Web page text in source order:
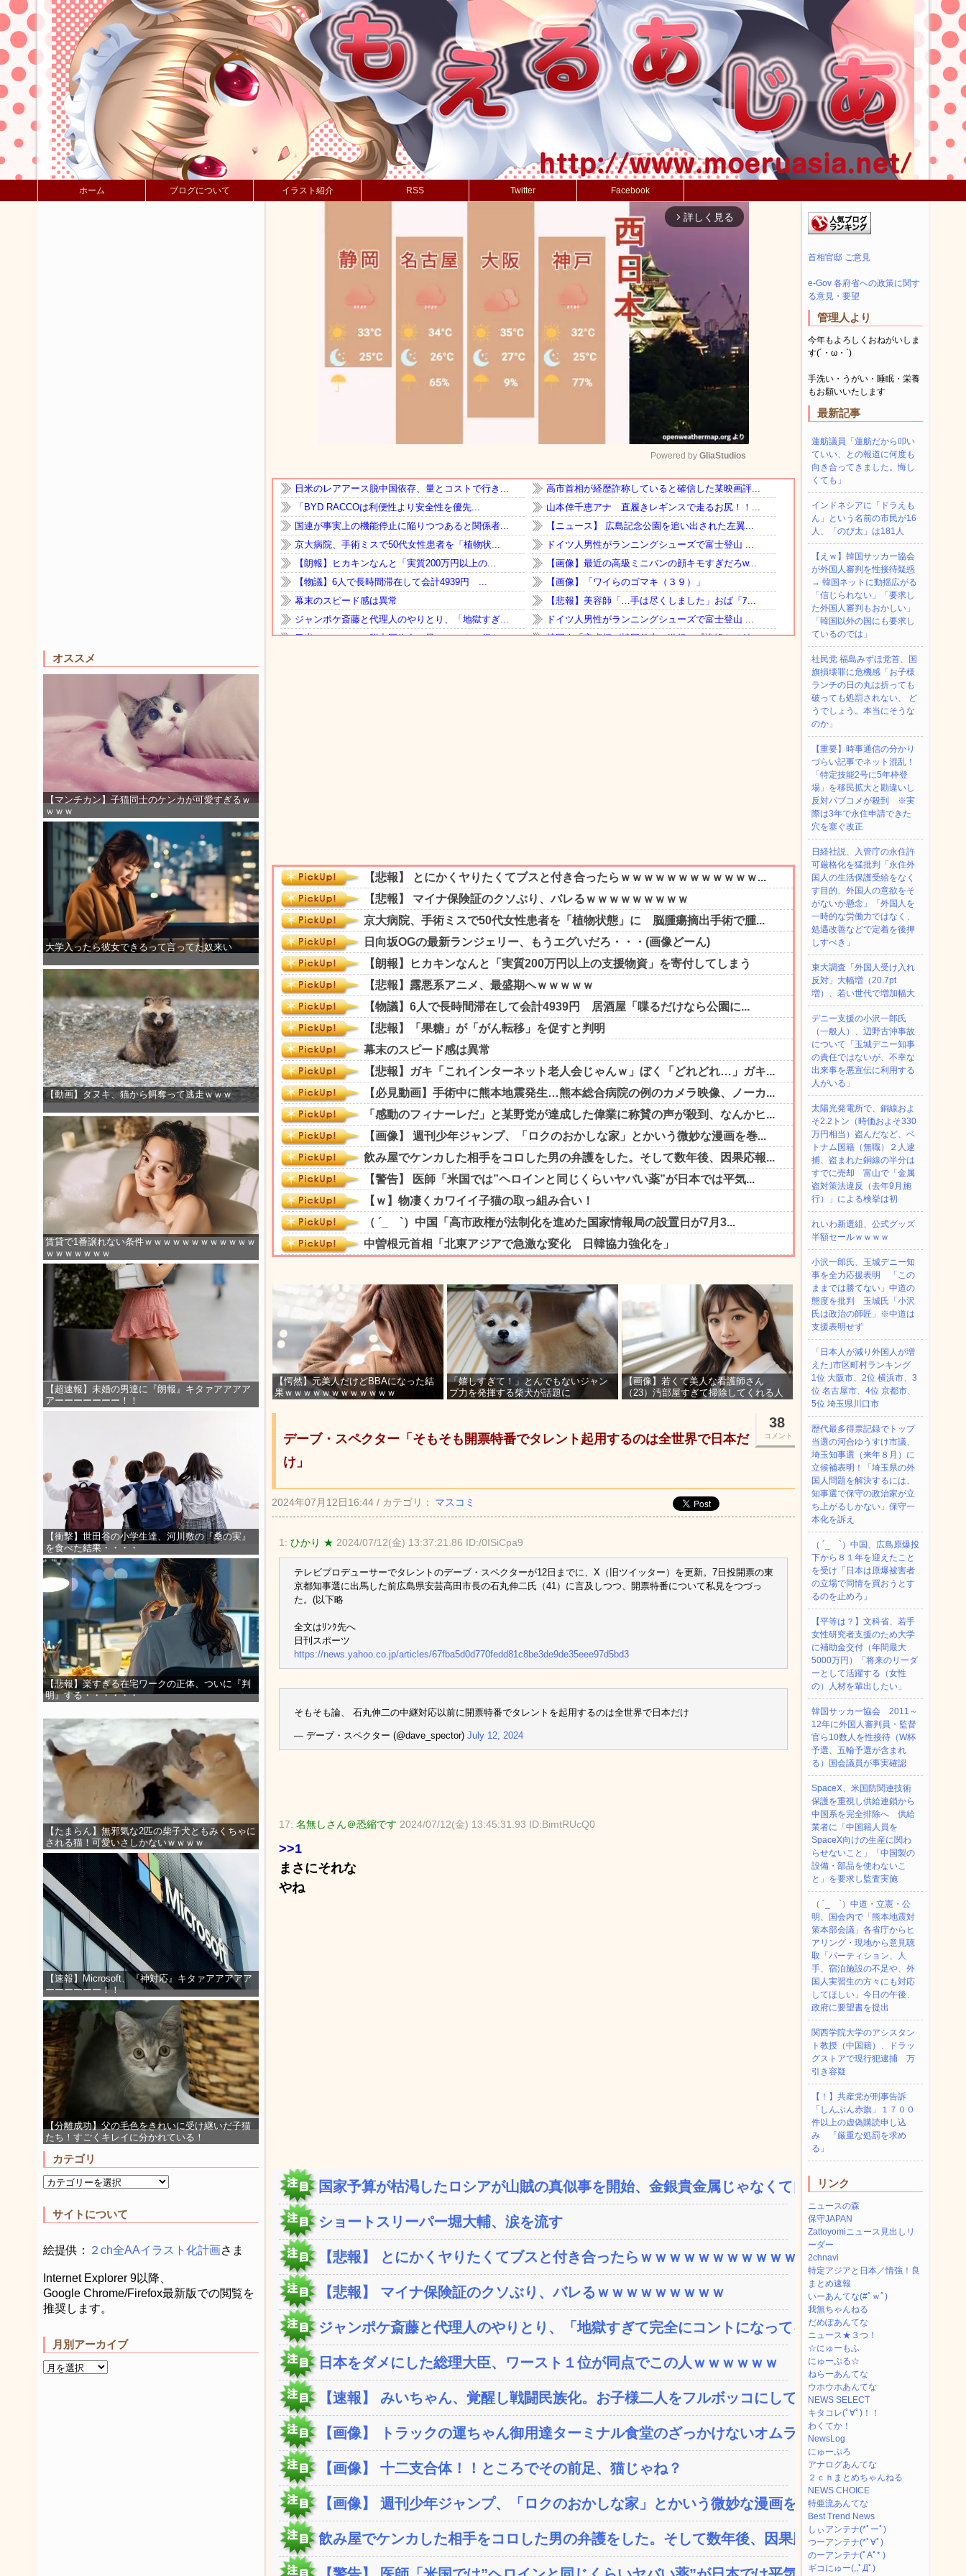
ホーム ブログについて イラスト紹介 RSS Twitter Facebook
オススメ
【マンチカン】子猫同士のケンカが可愛すぎるｗ
ｗｗｗ
大学入ったら彼女できるって言ってた奴来い
【動画】タヌキ、猫から餌奪って逃走ｗｗｗ
賃貸で1番譲れない条件ｗｗｗｗｗｗｗｗｗｗｗｗ
ｗｗｗｗｗｗｗ
【超速報】未婚の男達に『朗報』キタァアアアア
アーーーーーーー！！
【衝撃】世田谷の小学生達、河川敷の『桑の実』
を食べた結果・・・・
【悲報】楽すぎる在宅ワークの正体、ついに『判
明』する・・・・・・
【たまらん】無邪気な2匹の柴子犬ともみくちゃに
される猫！可愛いさしかないｗｗｗｗ
【速報】Microsoft、『神対応』キタァアアアアア
ーーーーーー！！
【分離成功】父の毛色をきれいに受け継いだ子猫
たち！すごくキレイに分かれている！
カテゴリ
サイトについて
絵提供： ２ch全AAイラスト化計画さま
Internet Explorer 9以降、
Google Chrome/Firefox最新版での閲覧を
推奨します。
月別アーカイブ
arrow_forward_ios 詳しく見る
Mute
Powered by GliaStudios
【愕然】元美人だけどBBAになった結
果ｗｗｗｗｗｗｗｗｗｗｗｗ
「嬉しすぎて！」とんでもないジャン
プ力を発揮する柴犬が話題に
【画像】若くて美人な看護師さん
（23）汚部屋すぎて掃除してくれる人
38
コメント
デーブ・スペクター「そもそも開票特番でタレント起用するのは全世界で日本だ
け」
2024年07月12日16:44 / カテゴリ： マスコミ
1: ひかり ★ 2024/07/12(金) 13:37:21.86 ID:/0ISiCpa9
テレビプロデューサーでタレントのデーブ・スペクターが12日までに、X（旧ツイッター）を更新。7日投開票の東
京都知事選に出馬した前広島県安芸高田市長の石丸伸二氏（41）に言及しつつ、開票特番について私見をつづっ
た。(以下略
全文はﾘﾝｸ先へ
日刊スポーツ
https://news.yahoo.co.jp/articles/67fba5d0d770fedd81c8be3de9de35eee97d5bd3
そもそも論、 石丸伸二の中継対応以前に開票特番でタレントを起用するのは全世界で日本だけ
— デーブ・スペクター (@dave_spector) July 12, 2024
17: 名無しさん＠恐縮です 2024/07/12(金) 13:45:31.93 ID:BimtRUcQ0
>>1
まさにそれな
やね
国家予算が枯渇したロシアが山賊の真似事を開始、金銀貴金属じゃなくて自動...
ショートスリーパー堀大輔、涙を流す
【悲報】 とにかくヤりたくてブスと付き合ったらｗｗｗｗｗｗｗｗｗｗｗｗ...
【悲報】 マイナ保険証のクソぶり、バレるｗｗｗｗｗｗｗｗｗ
ジャンポケ斎藤と代理人のやりとり、「地獄すぎて完全にコントになってる…...
日本をダメにした総理大臣、ワースト１位が同点でこの人ｗｗｗｗｗｗ
【速報】 みいちゃん、覚醒し戦闘民族化。お子様二人をフルボッコにしてし...
【画像】 トラックの運ちゃん御用達ターミナル食堂のざっかけないオムライ...
【画像】 十二支合体！！ところでその前足、猫じゃね？
【画像】 週刊少年ジャンプ、「ロクのおかしな家」とかいう微妙な漫画を巻...
飲み屋でケンカした相手をコロした男の弁護をした。そして数年後、因果応報...
首相官邸 ご意見
e-Gov 各府省への政策に関す
る意見・要望
管理人より
今年もよろしくおねがいしま
す(´・ω・`)
手洗い・うがい・睡眠・栄養
もお願いいたします
最新記事
蓮舫議員「蓮舫だから叩い
ていい、との報道に何度も
向き合ってきました。悔し
くても」
インドネシアに「ドラえも
ん」という名前の市民が16
人、「のび太」は181人
【えｗ】韓国サッカー協会
が外国人審判を性接待疑惑
→ 韓国ネットに動揺広がる
「信じられない」「要求し
た外国人審判もおかしい」
「韓国以外の国にも要求し
ているのでは」
社民党 福島みずほ党首、国
旗損壊罪に危機感「お子様
ランチの日の丸は折っても
破っても処罰されない、 ど
うでしょう。本当にそうな
のか」
【重要】時事通信の分かり
づらい記事でネット混乱！
「特定技能2号に5年枠登
場」を移民拡大と勘違いし
反対パブコメが殺到 ※実
際は3年で永住申請できた
穴を塞ぐ改正
日経社説、入管庁の永住許
可厳格化を猛批判「永住外
国人の生活保護受給をなく
す目的、外国人の意欲をそ
がないか懸念」「外国人を
一時的な労働力ではなく、
処遇改善などで定着を後押
しすべき」
東大調査「外国人受け入れ
反対」大幅増（20.7pt
増）、若い世代で増加幅大
デニー支援の小沢一郎氏
（一般人）、辺野古沖事故
について「玉城デニー知事
の責任ではないが、不幸な
出来事を悪宣伝に利用する
人がいる」
太陽光発電所で、銅線およ
そ2.2トン（時価およそ330
万円相当）盗んだなど、ベ
トナム国籍（無職）２人逮
捕、盗まれた銅線の半分は
すでに売却 富山で「金属
盗対策法違反（去年9月施
行）」による検挙は初
れいわ新選組、公式グッズ
半額セールｗｗｗｗ
小沢一郎氏、玉城デニー知
事を全力応援表明 「この
ままでは勝てない」中道の
態度を批判 玉城氏「小沢
氏は政治の師匠」※中道は
支援表明せず
「日本人が減り外国人が増
えた｣市区町村ランキング
1位 大阪市、2位 横浜市、3
位 名古屋市、4位 京都市、
5位 埼玉県川口市
歴代最多得票記録でトップ
当選の河合ゆうすけ市議、
埼玉知事選（来年８月）に
立候補表明！「埼玉県の外
国人問題を解決するには、
知事選で保守の政治家が立
ち上がるしかない」保守一
本化を訴え
（ ´_ゝ`）中国、広島原爆投
下から８１年を迎えたこと
を受け「日本は原爆被害者
の立場で同情を買おうとす
るのを止めろ」
【平等は？】文科省、若手
女性研究者支援のため大学
に補助金交付（年間最大
5000万円）「将来のリーダ
ーとして活躍する（女性
の）人材を輩出したい」
韓国サッカー協会 2011～
12年に外国人審判員・監督
官ら10数人を性接待（W杯
予選、五輪予選が含まれ
る）国会議員が事実確認
SpaceX、米国防関連技術
保護を重視し供給連鎖から
中国系を完全排除へ 供給
業者に「中国籍人員を
SpaceX向けの生産に関わ
らせないこと」「中国製の
設備・部品を使わないこ
と」を要求し監査実施
（ ´_ゝ`）中道・立憲・公
明、国会内で「熊本地震対
策本部会議」各省庁からヒ
アリング・現地から意見聴
取「パーティション、人
手、宿泊施設の不足や、外
国人実習生の方々にも対応
してほしい」今日の午後、
政府に要望書を提出
関西学院大学のアシスタン
ト教授（中国籍）、ドラッ
グストアで現行犯逮捕 万
引き容疑
【！】共産党が刑事告訴
「しんぶん赤旗」１７００
件以上の虚偽購読申し込
み 「厳重な処罰を求め
る」
リンク
ニュースの森
保守JAPAN
Zattoyomiニュース見出しリ
ーダー
2chnavi
特定アジアと日本／情強！良
まとめ速報
いーあんてな(#ﾟｗﾟ)
我無ちゃんねる
だめぽあんてな
ニュース★３つ！
☆にゅーもふ
にゅーぷる☆
ねらーあんてな
ウホウホあんてな
NEWS SELECT
キタコレ(ﾟ∀ﾟ)！！
わくてか！
NewsLog
にゅーぷろ
アナログあんてな
２ｃｈまとめちゃんねる
NEWS CHOICE
特亜流あんてな
Best Trend News
しぃアンテナ(*ﾟーﾟ)
つーアンテナ(*ﾟ∀ﾟ)
のーアンテナ(ﾟAﾟ* )
ギコにゅー(,,ﾟДﾟ)